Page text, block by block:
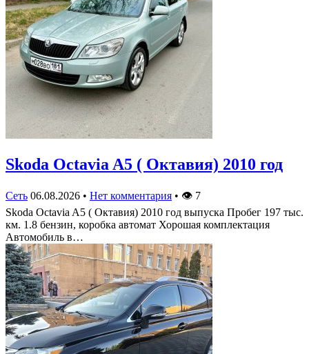
Skoda Octavia A5 ( Октавия) 2010 год
Сеть 06.08.2026 • Нет комментария • 👁 7
Skoda Octavia A5 ( Октавия) 2010 год выпуска Пробег 197 тыс.
км. 1.8 бензин, коробка автомат Хорошая комплектация
Автомобиль в…